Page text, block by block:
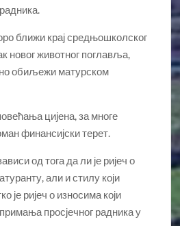
ближи крај средњошколског
новог животног поглавља,
обиљежи матурском
цијена, за многе
финансијски терет.
од тога да ли је ријеч о
али и стилу који
је ријеч о износима који
просјечног радника у